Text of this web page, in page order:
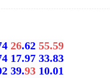
26.62 55.59
17.97 33.83
39.9310.01